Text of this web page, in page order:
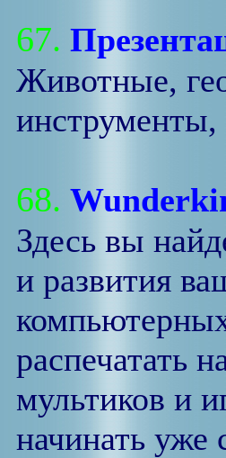
67.
Животные,
68.
Здесь вы
и развития
распечатать
мультиков и
начинать